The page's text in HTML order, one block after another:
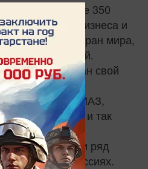
более 350
руководители бизнеса и
из 50 стран мира,
посетителей.
организован свой
потенциал
компании: КАМАЗ,
Химград и так
республики ряд
участие в сессиях.